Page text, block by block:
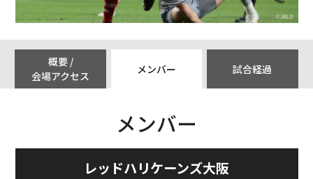
概要 /
会場アクセス
メンバー 試合経過
メンバー
レッドハリケーンズ大阪